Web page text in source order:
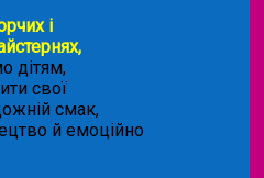
і
дітям,
свої
смак,
й емоційно